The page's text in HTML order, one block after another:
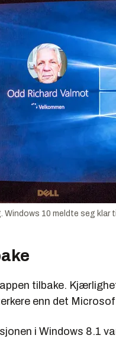
10 meldte seg klar
tilbake.
enn det
i Windows 8.1